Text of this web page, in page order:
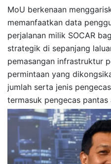
MoU berkenaan
memanfaatkan data
perjalanan milik SOCAR
strategik di sepanjang
pemasangan infrastruktur
permintaan yang
jumlah serta jenis
termasuk pengecas pantas